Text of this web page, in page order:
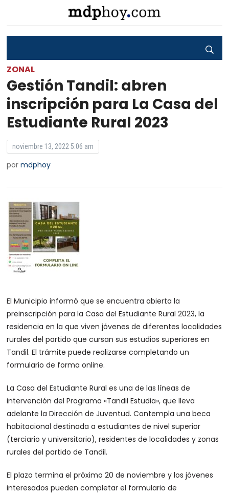
ZONAL
Gestión Tandil: abren
inscripción para La Casa del
Estudiante Rural 2023
noviembre 13, 2022 5:06 am
pormdphoy
El Municipio informó que se encuentra abierta la
preinscripción para la Casa del Estudiante Rural 2023, la
residencia en la que viven jóvenes de diferentes localidades
rurales del partido que cursan sus estudios superiores en
Tandil. El trámite puede realizarse completando un
formulario de forma online.
La Casa del Estudiante Rural es una de las líneas de
intervención del Programa «Tandil Estudia», que lleva
adelante la Dirección de Juventud. Contempla una beca
habitacional destinada a estudiantes de nivel superior
(terciario y universitario), residentes de localidades y zonas
rurales del partido de Tandil.
El plazo termina el próximo 20 de noviembre y los jóvenes
interesados pueden completar el formulario de